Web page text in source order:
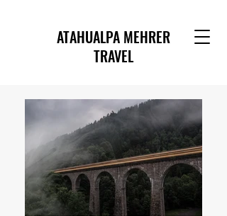
ATAHUALPA MEHRER
TRAVEL